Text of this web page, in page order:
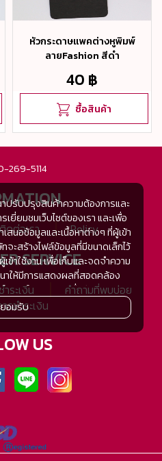
หัวกระดาษแพคต่างหูพิมพ์
ลายFashion สีดำ
40 ฿
ซื้อสินค้า
269-5114
ดต่อเรา Policy
SERVICE
ระเงิน
คำถามที่พบบ่อย
รชำระเงิน
US
ปรับปรุงสินค้าความต้องการและ
ยี่ยมชมเว็บไซต์ของเรา และเพื่อ
นอข้อมูลและเนื้อหาต่างๆ ที่ผู้เข้า
จะสร้างไฟล์ข้อมูลที่มีขนาดเล็กไว้
ข้าใช้งาน เพื่อเก็บและจดจำความ
าให้มีการแสดงผลที่สอดคล้อง
นการใช้งาน และเพื่อพัฒนา
ข้อมูล รวมถึงเพื่ออำนวยความ
ในเว็บไซต์ของเรา และเมื่อผู้เข้า
ข้ามาใช้บริการในครั้งต่อไป แต่
วตนของผู้เข้าใช้งาน
ะทำแทนในนามของ www.tsh-
เป็นต้น
งานในครั้งต่อไป ซึ่งถ้าหากผู้เข้า
วบรวมข้อมูล ผู้ใช้งานสามารถ
อมรับ